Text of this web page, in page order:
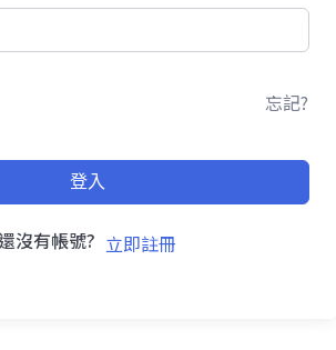
忘記?
登入
還沒有帳號? 立即註冊